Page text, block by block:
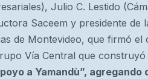
Julio C. Lestido
Saceem y presidente de
de Montevideo, que firmó el
Vía Central que
a Yamandù”,